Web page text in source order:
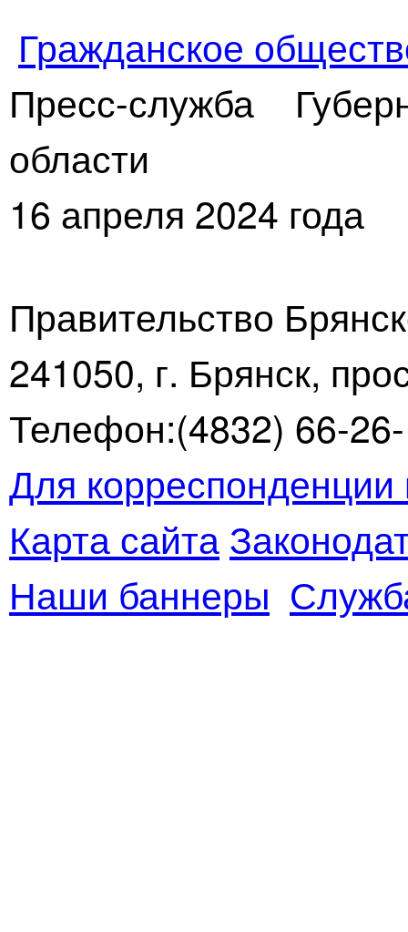
Гражданское
Пресс-служба
области
16 апреля 2024 года
Правительство
241050, г. Брянск,
Телефон:(4832) 66-
Для
Карта сайта
Наши баннеры